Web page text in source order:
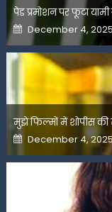
पेड प्रमोशन पर फूटा
Posted
on
December 4, 2025
मुझे फिल्मों में शोपीस की
Posted
on
December 4, 2025